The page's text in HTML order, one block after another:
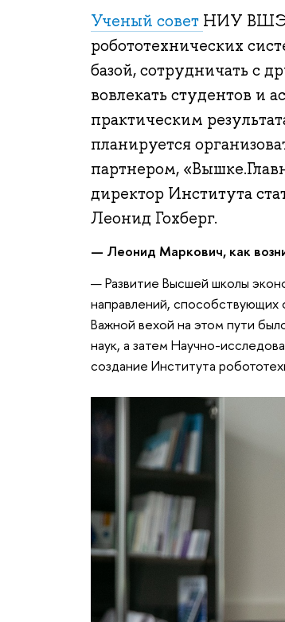
Ученый совет НИУ ВШЭ
робототехнических
базой, сотрудничать с
вовлекать студентов и
практическим
планируется
партнером,
директор Института
Леонид Гохберг.
— Леонид Маркович, как
— Развитие Высшей школы
направлений, способствующих
Важной вехой на этом пути
наук, а затем Научно-
создание Института